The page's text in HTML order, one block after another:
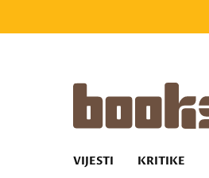
VIJESTI KRITIKE